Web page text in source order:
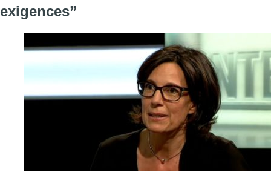
exigences”